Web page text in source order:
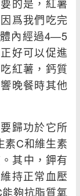
爲我們吃完
內經過4—5
好可以促進
紅薯，鈣質
晚餐時其他
歸功於它所
素C和維生素
其中，鉀有
持正常血壓
夠抗脂質氧